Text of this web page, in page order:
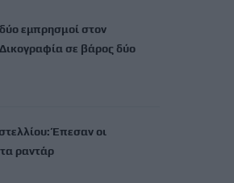
εμπρησμοί στον
σε βάρος δύο
Έπεσαν οι
ραντάρ